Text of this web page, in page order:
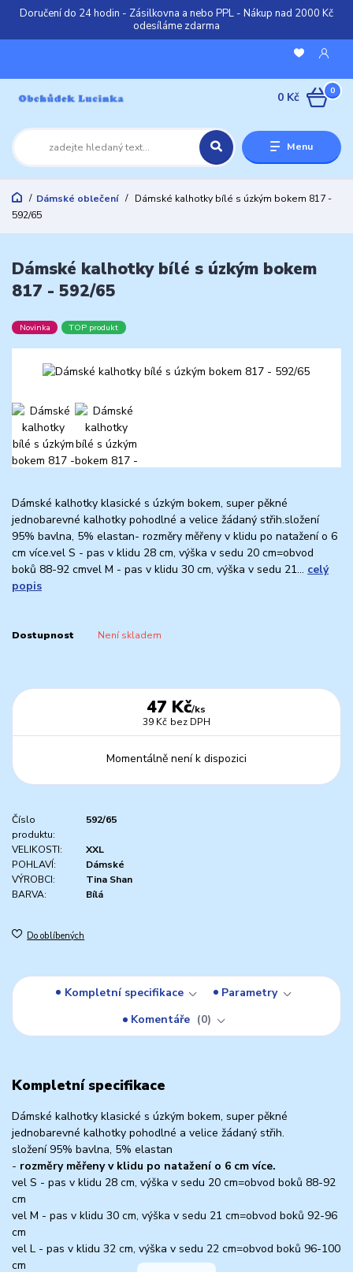
Doručení do 24 hodin - Zásilkovna a nebo PPL - Nákup nad 2000 Kč
odesíláme zdarma
Menu
0
0 Kč
Dámské oblečení
Dámské kalhotky bílé s úzkým bokem 817 -
592/65
Dámské kalhotky bílé s úzkým bokem
817 - 592/65
Novinka TOP produkt
Dámské kalhotky klasické s úzkým bokem, super pěkné
jednobarevné kalhotky pohodlné a velice žádaný střih.složení
95% bavlna, 5% elastan- rozměry měřeny v klidu po natažení o 6
cm více.vel S - pas v klidu 28 cm, výška v sedu 20 cm=obvod
boků 88-92 cmvel M - pas v klidu 30 cm, výška v sedu 21... celý
popis
Dostupnost Není skladem
47 Kč/ks
39 Kč bez DPH
Momentálně není k dispozici
Číslo
produktu:
592/65
VELIKOSTI:
XXL
POHLAVÍ:
Dámské
VÝROBCI:
Tina Shan
BARVA:
Bílá
Do oblíbených
Kompletní specifikace
Parametry
Komentáře
0
Kompletní specifikace
Dámské kalhotky klasické s úzkým bokem, super pěkné
jednobarevné kalhotky pohodlné a velice žádaný střih.
složení 95% bavlna, 5% elastan
- rozměry měřeny v klidu po natažení o 6 cm více.
vel S - pas v klidu 28 cm, výška v sedu 20 cm=obvod boků 88-92
cm
vel M - pas v klidu 30 cm, výška v sedu 21 cm=obvod boků 92-96
cm
vel L - pas v klidu 32 cm, výška v sedu 22 cm=obvod boků 96-100
cm